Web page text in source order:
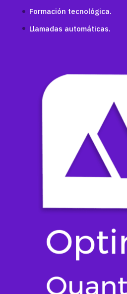
Formación tecnológica.
Llamadas automáticas.